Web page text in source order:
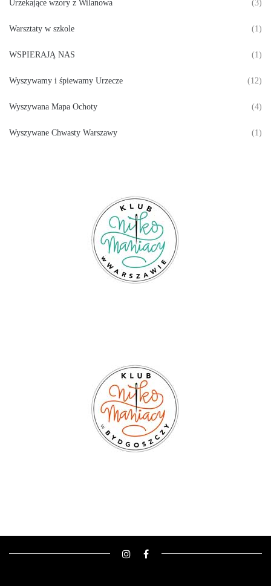
Urzekające wzory z Wilanowa (3)
Warsztaty w szkole (1)
WSPIERAJĄ NAS (1)
Wyszywamy i śpiewamy Urzecze (12)
Wyszywana Mapa Ochoty (4)
Wyszywane Chwasty Warszawy (1)